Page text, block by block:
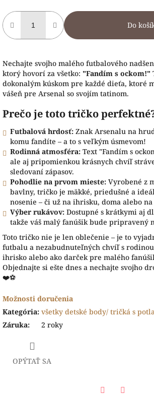
Do
Nechajte svojho malého futbalového
ktorý hovorí za všetko: "Fandím s ockom!"
dokonalým kúskom pre každé dieťa, ktoré
vášeň pre Arsenal so svojím tatinom.
Prečo je toto tričko
Futbalová hrdosť: Znak Arsenalu na
komu fandíte – a to s veľkým úsmevom!
Rodinná atmosféra: Text "Fandím s
ale aj pripomienkou krásnych chvíľ
sledovaní zápasov.
Pohodlie na prvom mieste: Vyrobené z
bavlny, tričko je mäkké, priedušné a
nosenie – či už na ihrisku, doma alebo
Výber rukávov: Dostupné s krátkymi aj
takže váš malý fanúšik bude pripravený
Toto tričko nie je len oblečenie – je to
futbalu a nezabudnuteľných chvíľ s
ihrisko alebo ako darček pre malého
Objednajte si ešte dnes a nechajte svojho
❤️⚽
Možnosti doručenia
Kategória: všetky detské body/ tričká s
Záruka: 2 roky
OPÝTAŤ SA